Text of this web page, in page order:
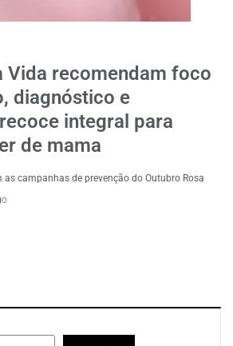
Vida recomendam foco
diagnóstico e
integral para
de mama
as campanhas de prevenção do Outubro Rosa